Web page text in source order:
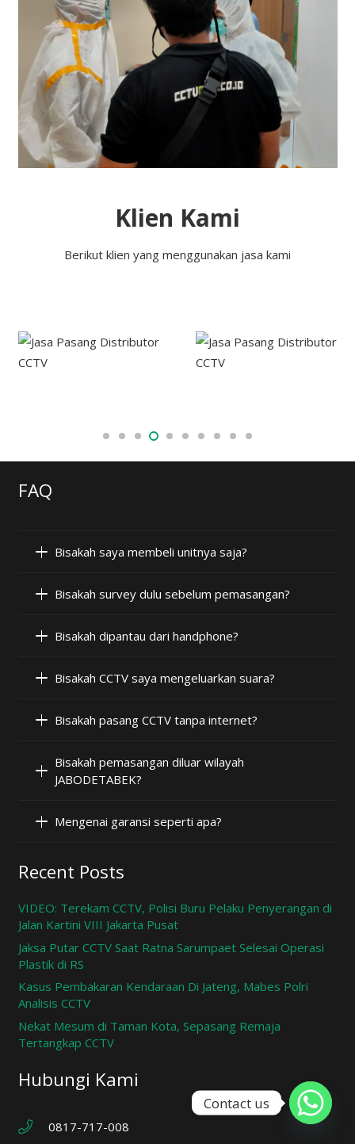
Klien Kami
Berikut klien yang menggunakan jasa kami
FAQ
Bisakah saya membeli unitnya saja?
Bisakah survey dulu sebelum pemasangan?
Bisakah dipantau dari handphone?
Bisakah CCTV saya mengeluarkan suara?
Bisakah pasang CCTV tanpa internet?
Bisakah pemasangan diluar wilayah
JABODETABEK?
Mengenai garansi seperti apa?
Recent Posts
VIDEO: Terekam CCTV, Polisi Buru Pelaku Penyerangan di
Jalan Kartini VIII Jakarta Pusat
Jaksa Putar CCTV Saat Ratna Sarumpaet Selesai Operasi
Plastik di RS
Kasus Pembakaran Kendaraan Di Jateng, Mabes Polri
Analisis CCTV
Nekat Mesum di Taman Kota, Sepasang Remaja
Tertangkap CCTV
Hubungi Kami
0817-717-008
Contact us